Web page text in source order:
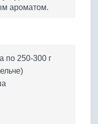
ароматом.
по 250-300 г